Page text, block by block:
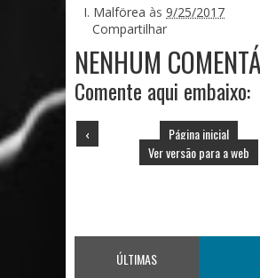
I. Malförea às 9/25/2017
Compartilhar
NENHUM
Comente aqui embaixo:
‹
Página inicial
Ver versão para a web
ÚLTIMAS